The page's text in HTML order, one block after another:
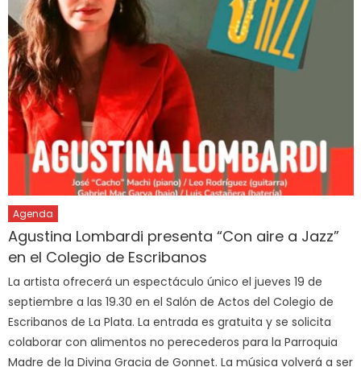
Agenda
Agustina Lombardi presenta “Con aire a Jazz”
en el Colegio de Escribanos
La artista ofrecerá un espectáculo único el jueves 19 de
septiembre a las 19.30 en el Salón de Actos del Colegio de
Escribanos de La Plata. La entrada es gratuita y se solicita
colaborar con alimentos no perecederos para la Parroquia
Madre de la Divina Gracia de Gonnet. La música volverá a ser